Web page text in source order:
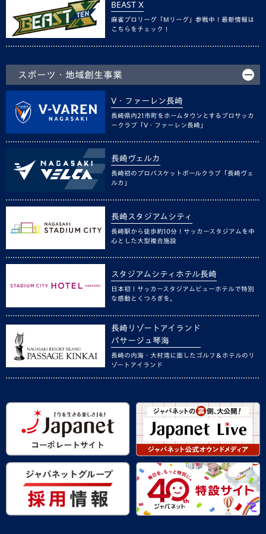
BEAST X
麻雀プロリーグ「Mリーグ」参戦中！最新情報は
こちらをチェック！
スポーツ・地域創生事業
V・ファーレン長崎
長崎県内21市町をホームタウンとするプロサッカ
ークラブ「V・ファーレン長崎」
長崎ヴェルカ
長崎初のプロバスケットボールクラブ「長崎ヴェ
ルカ」
長崎スタジアムシティ
長崎駅から徒歩約10分！サッカースタジアムを中
心とした大型複合施設
スタジアムシティホテル長崎
日本初！サッカースタジアムビューホテルで特別
な感動とくつろぎを。
長崎リゾートアイランド
パサージュ琴海
長崎の内海・大村湾に面したゴルフ＆ホテルのリ
ゾートアイランド